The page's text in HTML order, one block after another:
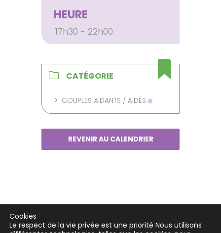
HEURE
17h30 - 22h00
CATÉGORIE
COUPLES AIDANTS / AIDÉS
REVENIR AU CALENDRIER
Cookies
Le respect de la vie privée est une priorité Nous utilisons